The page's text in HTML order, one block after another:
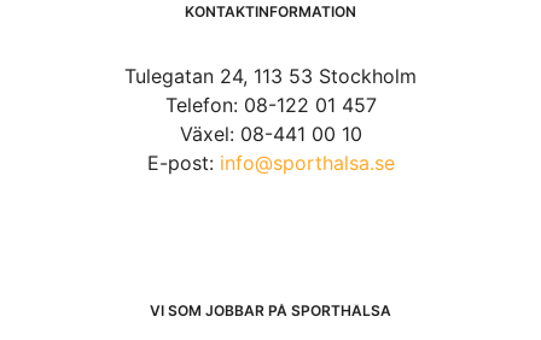
KONTAKTINFORMATION
Tulegatan 24, 113 53 Stockholm
Telefon: 08-122 01 457
Växel: 08-441 00 10
E-post: info@sporthalsa.se
VI SOM JOBBAR PÅ SPORTHÄLSA